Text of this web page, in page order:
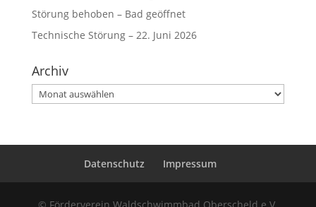
Störung behoben – Bad geöffnet
Technische Störung – 22. Juni 2026
Archiv
Archiv
Datenschutz Impressum
© Förderverein Waldschwimmbad Oberscheld e.V.